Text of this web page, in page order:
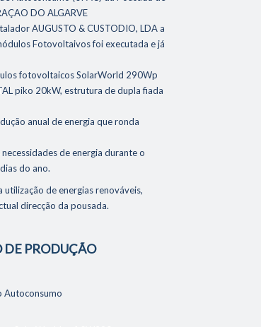
DO ALGARVE
AUGUSTO & CUSTODIO, LDA a
Fotovoltaivos foi executada e já
fotovoltaicos SolarWorld 290Wp
piko 20kW, estrutura de dupla fiada
anual de energia que ronda
de energia durante o
do ano.
utilização de energias renováveis,
direcção da pousada.
DE PRODUÇÃO
Autoconsumo